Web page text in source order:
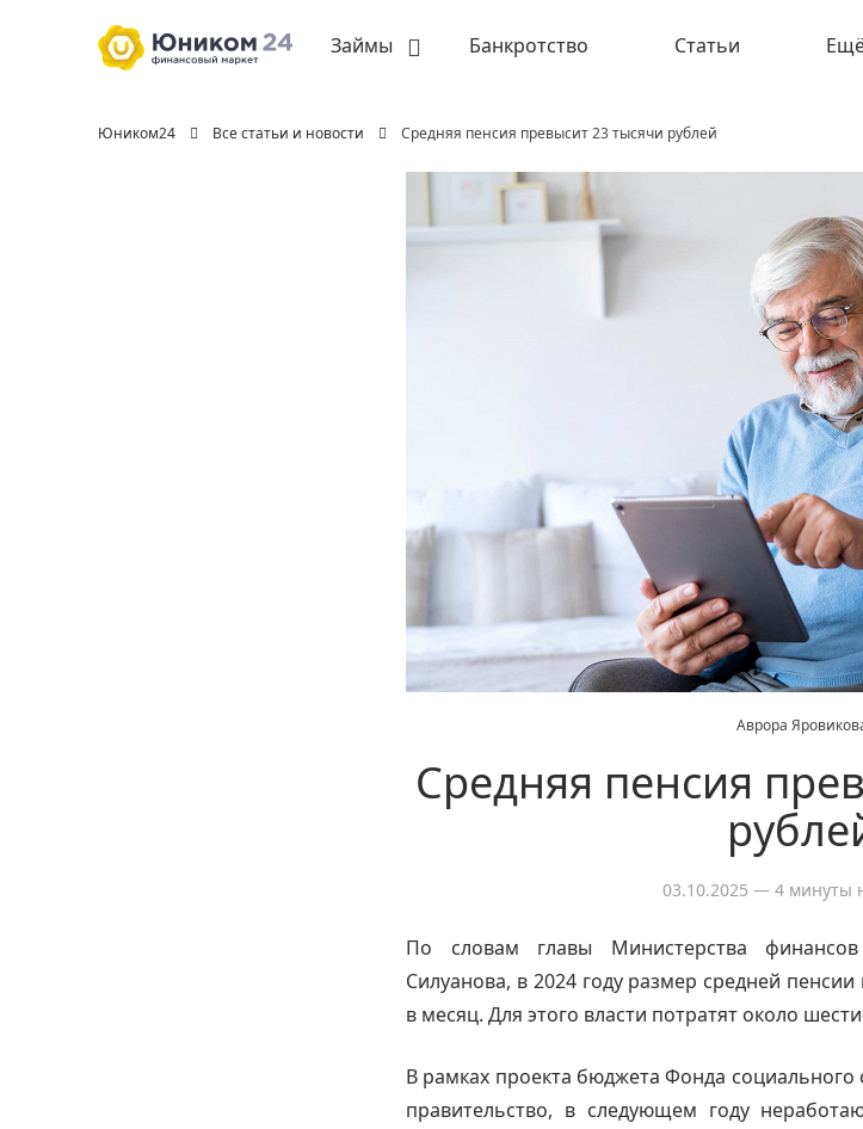
Займы Банкротство Статьи
Юником24 Все статьи и новости Cредняя пенсия превысит 23 тысячи рублей
Аврора
Cредняя пенсия
03.10.2025 — 4 минуты
По словам главы Министерства
Силуанова, в 2024 году размер средней
в месяц. Для этого власти потратят около
В рамках проекта бюджета Фонда
правительство, в следующем году